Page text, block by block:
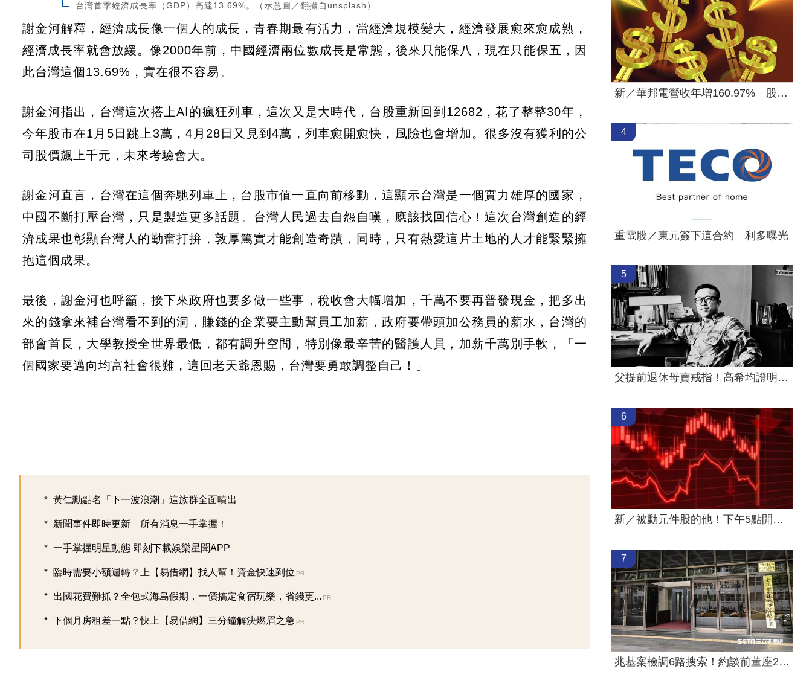
台灣首季經濟成長率（GDP）高達13.69%。（示意圖／翻攝自unsplash）
謝金河解釋，經濟成長像一個人的成長，青春期最有活力，當經濟規模變大，經濟發展愈來愈成熟，
經濟成長率就會放緩。像2000年前，中國經濟兩位數成長是常態，後來只能保八，現在只能保五，因
此台灣這個13.69%，實在很不容易。
謝金河指出，台灣這次搭上AI的瘋狂列車，這次又是大時代，台股重新回到12682，花了整整30年，
今年股市在1月5日跳上3萬，4月28日又見到4萬，列車愈開愈快，風險也會增加。很多沒有獲利的公
司股價飆上千元，未來考驗會大。
謝金河直言，台灣在這個奔馳列車上，台股市值一直向前移動，這顯示台灣是一個實力雄厚的國家，
中國不斷打壓台灣，只是製造更多話題。台灣人民過去自怨自嘆，應該找回信心！這次台灣創造的經
濟成果也彰顯台灣人的勤奮打拚，敦厚篤實才能創造奇蹟，同時，只有熱愛這片土地的人才能緊緊擁
抱這個成果。
最後，謝金河也呼籲，接下來政府也要多做一些事，稅收會大幅增加，千萬不要再普發現金，把多出
來的錢拿來補台灣看不到的洞，賺錢的企業要主動幫員工加薪，政府要帶頭加公務員的薪水，台灣的
部會首長，大學教授全世界最低，都有調升空間，特別像最辛苦的醫護人員，加薪千萬別手軟，「一
個國家要邁向均富社會很難，這回老天爺恩賜，台灣要勇敢調整自己！」
黃仁勳點名「下一波浪潮」這族群全面噴出
新聞事件即時更新 所有消息一手掌握！
一手掌握明星動態 即刻下載娛樂星聞APP
臨時需要小額週轉？上【易借網】找人幫！資金快速到位 PR
出國花費難抓？全包式海島假期，一價搞定食宿玩樂，省錢更... PR
下個月房租差一點？快上【易借網】三分鐘解決燃眉之急 PR
新／華邦電營收年增160.97% 股價評析
4
重電股／東元簽下這合約 利多曝光
5
父提前退休母賣戒指！高希均證明這1件事
6
新／被動元件股的他！下午5點開重訊
7
兆基案檢調6路搜索！約談前董座2高層到案